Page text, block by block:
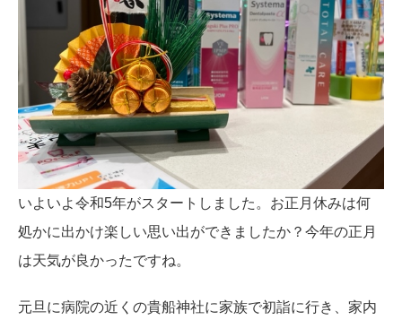
いよいよ令和5年がスタートしました。お正月休みは何
処かに出かけ楽しい思い出ができましたか？今年の正月
は天気が良かったですね。
元旦に病院の近くの貴船神社に家族で初詣に行き、家内